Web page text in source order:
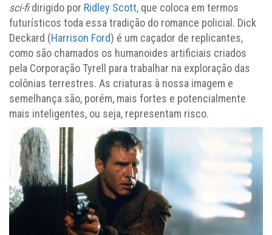
sci-fidirigido por Ridley Scott, que coloca em termos
futurísticos toda essa tradição do romance policial. Dick
Deckard (Harrison Ford) é um caçador de replicantes,
como são chamados os humanoides artificiais criados
pela Corporação Tyrell para trabalhar na exploração das
colônias terrestres. As criaturas à nossa imagem e
semelhança são, porém, mais fortes e potencialmente
mais inteligentes, ou seja, representam risco.